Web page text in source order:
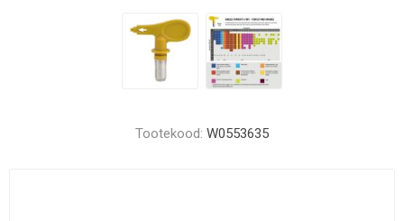
Tootekood: W0553635